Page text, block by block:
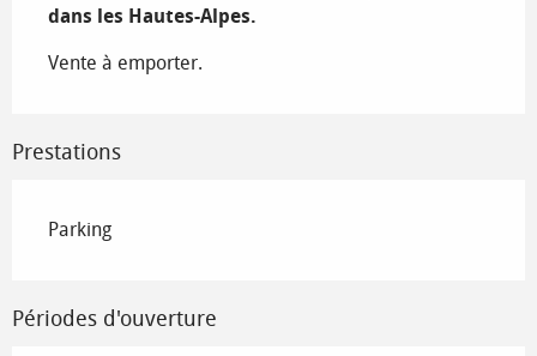
dans les Hautes-Alpes.
Vente à emporter.
Prestations
Parking
Périodes d'ouverture